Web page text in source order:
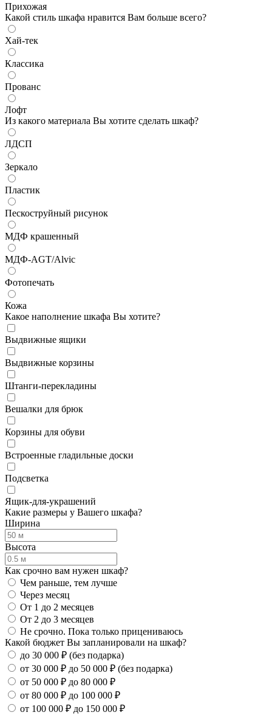
Прихожая
Какой стиль шкафа нравится Вам больше всего?
Хай-тек
Классика
Прованс
Лофт
Из какого материала Вы хотите сделать шкаф?
ЛДСП
Зеркало
Пластик
Пескоструйный рисунок
МДФ крашенный
МДФ-AGT/Alvic
Фотопечать
Кожа
Какое наполнение шкафа Вы хотите?
Выдвижные ящики
Выдвижные корзины
Штанги-перекладины
Вешалки для брюк
Корзины для обуви
Встроенные гладильные доски
Подсветка
Ящик-для-украшений
Какие размеры у Вашего шкафа?
Ширина
Высота
Как срочно вам нужен шкаф?
Чем раньше, тем лучше
Через месяц
От 1 до 2 месяцев
От 2 до 3 месяцев
Не срочно. Пока только прицениваюсь
Какой бюджет Вы запланировали на шкаф?
до 30 000 ₽ (без подарка)
от 30 000 ₽ до 50 000 ₽ (без подарка)
от 50 000 ₽ до 80 000 ₽
от 80 000 ₽ до 100 000 ₽
от 100 000 ₽ до 150 000 ₽